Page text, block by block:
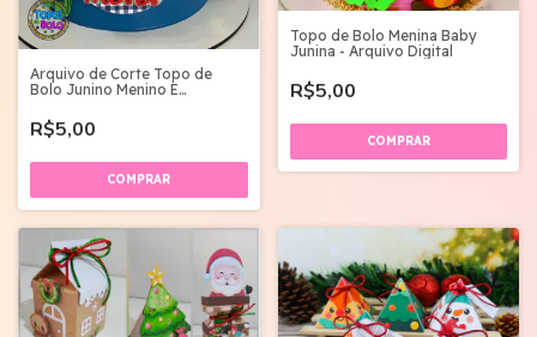
Arquivo de Corte Topo de
Bolo Junino Menino E
R$5,00
Topo de Bolo Menina Baby
Junina - Arquivo Digital
R$5,00